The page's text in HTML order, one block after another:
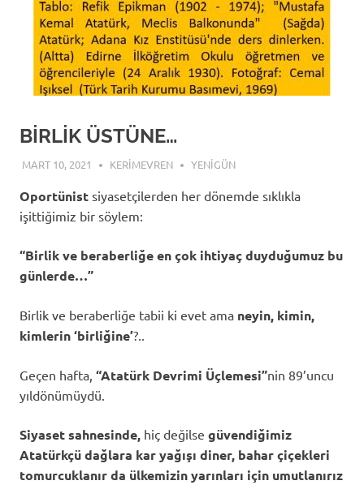
BİRLİK ÜSTÜNE…
MART 10, 2021 KERIMEVREN YENIGÜN
Oportünist siyasetçilerden her dönemde sıklıkla
işittiğimiz bir söylem:
“Birlik ve beraberliğe en çok ihtiyaç duyduğumuz bu
günlerde…”
Birlik ve beraberliğe tabii ki evet ama neyin, kimin,
kimlerin ‘birliğine’?..
Geçen hafta, “Atatürk Devrimi Üçlemesi”nin 89’uncu
yıldönümüydü.
Siyaset sahnesinde, hiç değilse güvendiğimiz
Atatürkçü dağlara kar yağışı diner, bahar çiçekleri
tomurcuklanır da ülkemizin yarınları için umutlanırız